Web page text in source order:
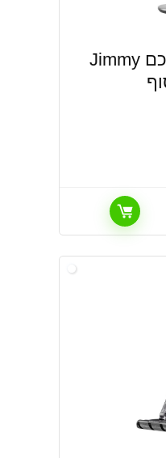
מאוורר עומד חכם Jimmy